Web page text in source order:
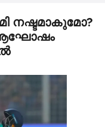
നഷ്ടമാകുമോ?
ആഘോഷം